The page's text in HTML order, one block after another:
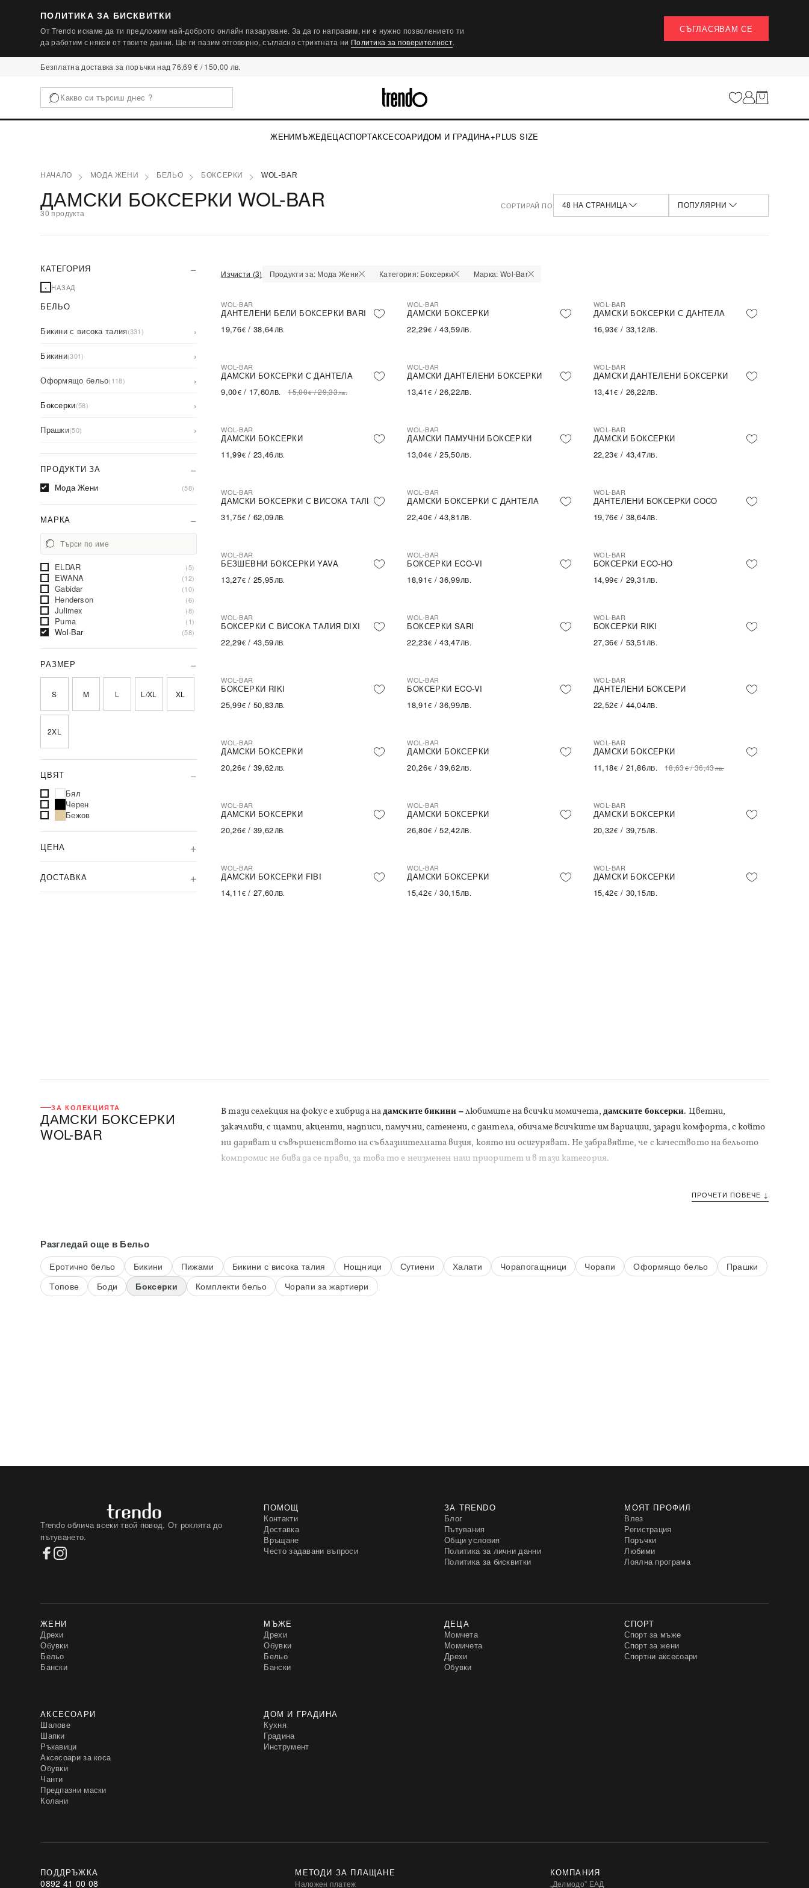
ПОЛИТИКА ЗА БИСКВИТКИ
От Trendo искаме да ти предложим най-доброто онлайн пазаруване. За да го направим, ни е нужно позволението ти
да работим с някои от твоите данни. Ще ги пазим отговорно, съгласно стриктната ни Политика за поверителност.
СЪГЛАСЯВАМ СЕ
Безплатна доставка за поръчки над 76,69 € / 150,00 лв.
ЖЕНИМЪЖЕДЕЦАСПОРТАКСЕСОАРИДОМ И ГРАДИНА+PLUS SIZE
НАЧАЛО МОДА ЖЕНИ БЕЛЬО БОКСЕРКИ WOL-BAR
ДАМСКИ БОКСЕРКИ WOL-BAR
30 продукта
СОРТИРАЙ ПО 48 НА СТРАНИЦА
12 НА СТРАНИЦА
ПОПУЛЯРНИ
НАЙ-ИЗГОДНИ
НАЙ-НИСКА ЦЕНА
КАТЕГОРИЯ
‹ НАЗАД
БЕЛЬО
Бикини с висока талия(331) ›
Бикини(301) ›
Оформящо бельо(118) ›
Боксерки(58) ›
Прашки(50) ›
ПРОДУКТИ ЗА
Мода Жени
(58)
МАРКА
ELDAR (5)
EWANA (12)
Gabidar (10)
Henderson (6)
Julimex (8)
Puma (1)
Wol-Bar (58)
РАЗМЕР
S M L L/XL XL
2XL
ЦВЯТ
Бял
Черен
Бежов
ЦЕНА
ДОСТАВКА
Изчисти (3) Продукти за: Мода Жени Категория: Боксерки Марка: Wol-Bar
ПОСЛЕДНА БРОЙКА
WOL-BAR
ДАНТЕЛЕНИ БЕЛИ БОКСЕРКИ BARI
19,76€ /38,64ЛВ.
WOL-BAR
ДАМСКИ БОКСЕРКИ
22,29€ /43,59ЛВ.
WOL-BAR
ДАМСКИ БОКСЕРКИ С ДАНТЕЛА
16,93€ / 33,12ЛВ.
-40% SALE ПОСЛЕДНА БРОЙКА
WOL-BAR
ДАМСКИ БОКСЕРКИ С ДАНТЕЛА
9,00€/ 17,60ЛВ. 15,00€/29,33лв.
ПОСЛЕДНА БРОЙКА
WOL-BAR
ДАМСКИ ДАНТЕЛЕНИ БОКСЕРКИ
13,41€ /26,22ЛВ.
ПОСЛЕДНА БРОЙКА
WOL-BAR
ДАМСКИ ДАНТЕЛЕНИ БОКСЕРКИ
13,41 € / 26,22ЛВ.
ПОСЛЕДНА БРОЙКА
WOL-BAR
ДАМСКИ БОКСЕРКИ
11,99€ /23,46ЛВ.
ПОСЛЕДНА БРОЙКА
WOL-BAR
ДАМСКИ ПАМУЧНИ БОКСЕРКИ
13,04€ /25,50ЛВ.
ПОСЛЕДНА БРОЙКА
WOL-BAR
ДАМСКИ БОКСЕРКИ
22,23€ / 43,47ЛВ.
WOL-BAR
ДАМСКИ БОКСЕРКИ С ВИСОКА ТАЛИЯ
31,75€ /62,09ЛВ.
ПОСЛЕДНА БРОЙКА
WOL-BAR
ДАМСКИ БОКСЕРКИ С ДАНТЕЛА
22,40€ /43,81 ЛВ.
ПОСЛЕДНА БРОЙКА
WOL-BAR
ДАНТЕЛЕНИ БОКСЕРКИ COCO
19,76€ / 38,64ЛВ.
ПОСЛЕДНА БРОЙКА
WOL-BAR
БЕЗШЕВНИ БОКСЕРКИ YAVA
13,27€ /25,95ЛВ.
WOL-BAR
БОКСЕРКИ ECO-VI
18,91€ /36,99ЛВ.
WOL-BAR
БОКСЕРКИ ECO-HO
14,99€ / 29,31 ЛВ.
WOL-BAR
БОКСЕРКИ С ВИСОКА ТАЛИЯ DIXI
22,29€ /43,59ЛВ.
WOL-BAR
БОКСЕРКИ SARI
22,23€ /43,47ЛВ.
WOL-BAR
БОКСЕРКИ RIKI
27,36€ / 53,51 ЛВ.
WOL-BAR
БОКСЕРКИ RIKI
25,99€ /50,83ЛВ.
WOL-BAR
БОКСЕРКИ ECO-VI
18,91€ /36,99ЛВ.
WOL-BAR
ДАНТЕЛЕНИ БОКСЕРИ
22,52€ / 44,04ЛВ.
WOL-BAR
ДАМСКИ БОКСЕРКИ
20,26€ /39,62ЛВ.
WOL-BAR
ДАМСКИ БОКСЕРКИ
20,26€ /39,62ЛВ.
-40% SALE ПОСЛЕДНА БРОЙКА
WOL-BAR
ДАМСКИ БОКСЕРКИ
11,18€ / 21,86ЛВ. 18,63€/36,43лв.
WOL-BAR
ДАМСКИ БОКСЕРКИ
20,26€ /39,62ЛВ.
WOL-BAR
ДАМСКИ БОКСЕРКИ
26,80€ /52,42ЛВ.
ПОСЛЕДНА БРОЙКА
WOL-BAR
ДАМСКИ БОКСЕРКИ
20,32€ / 39,75ЛВ.
ПОСЛЕДНА БРОЙКА
WOL-BAR
ДАМСКИ БОКСЕРКИ FIBI
14,11€ /27,60ЛВ.
WOL-BAR
ДАМСКИ БОКСЕРКИ
15,42€ /30,15ЛВ.
WOL-BAR
ДАМСКИ БОКСЕРКИ
15,42€ / 30,15ЛВ.
ЗА КОЛЕКЦИЯТА
ДАМСКИ БОКСЕРКИ
WOL-BAR
В тази селекция на фокус е хибрида надамските бикини –любимите на всички момичета,дамските боксерки. Цветни,
закачливи, с щампи, акценти, надписи, памучни, сатенени, с дантела, обичаме всичките им вариации, заради комфорта, с който
ни даряват и съвършенството на съблазнителната визия, която ни осигуряват. Не забравяйте, че с качеството на бельото
компромис не бива да се прави, за това то е неизменен наш приоритет и в тази категория.
ПРОЧЕТИ ПОВЕЧЕ ↓
Разгледай още в Бельо
Еротично бельо Бикини Пижами Бикини с висока талия Нощници Сутиени Халати Чорапогащници Чорапи Оформящо бельо
Прашки
Топове
Боди Боксерки Комплекти бельо Чорапи за жартиери
Trendo облича всеки твой повод. От роклята до
пътуването.
ПОМОЩ
Контакти
Доставка
Връщане
Често задавани въпроси
ЗА TRENDO
Блог
Пътувания
Общи условия
Политика за лични данни
Политика за бисквитки
МОЯТ ПРОФИЛ
Влез
Регистрация
Поръчки
Любими
Лоялна програма
ЖЕНИ
Дрехи
Обувки
Бельо
Бански
МЪЖЕ
Дрехи
Обувки
Бельо
Бански
ДЕЦА
Момчета
Момичета
Дрехи
Обувки
СПОРТ
Спорт за мъже
Спорт за жени
Спортни аксесоари
АКСЕСОАРИ
Шалове
Шапки
Ръкавици
Аксесоари за коса
Обувки
Чанти
Предпазни маски
Колани
ДОМ И ГРАДИНА
Кухня
Градина
Инструмент
ПОДДРЪЖКА
0892 41 00 08
МЕТОДИ ЗА ПЛАЩАНЕ
Наложен платеж
КОМПАНИЯ
„Делмодо” ЕАД